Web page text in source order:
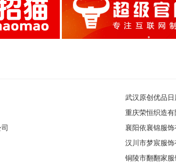
武汉原创优品
重庆荣恒织造有
襄阳依襄锦服
汉川市梦宸服
铜陵市翻翻家